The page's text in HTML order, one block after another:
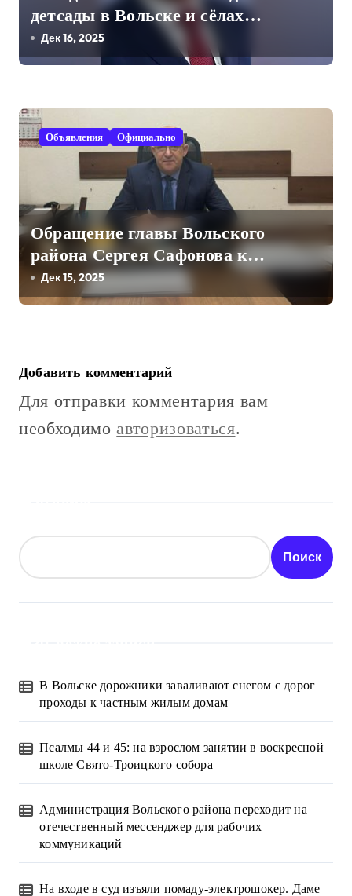
м
детсады в Вольске и сёлах
Вольского района станут
бесплатными
Дек 16, 2025
Объявления Официально
Обращение главы Вольского
района Сергея Сафонова к
жителям
Дек 15, 2025
Добавить комментарий
Для отправки комментария вам
необходимо авторизоваться.
Поиск
В Вольске дорожники заваливают снегом с дорог
проходы к частным жилым домам
Псалмы 44 и 45: на взрослом занятии в воскресной
школе Свято-Троицкого собора
Администрация Вольского района переходит на
отечественный мессенджер для рабочих
коммуникаций
На входе в суд изъяли помаду-электрошокер. Даме